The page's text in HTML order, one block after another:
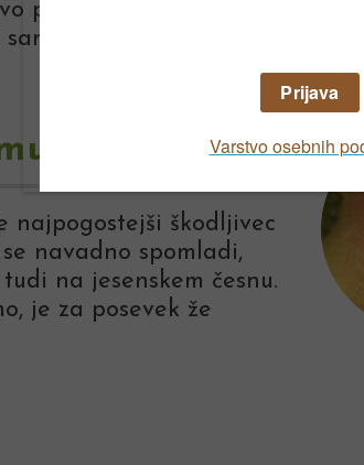
prisotnost lahko
strokovnjak.
najpogostejši škodljivec
navadno spomladi,
na jesenskem česnu.
je za posevek že